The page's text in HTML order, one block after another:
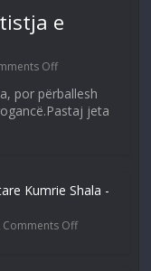
e
Off
por përballesh
jeta
Kumrie Shala -
Comments Off